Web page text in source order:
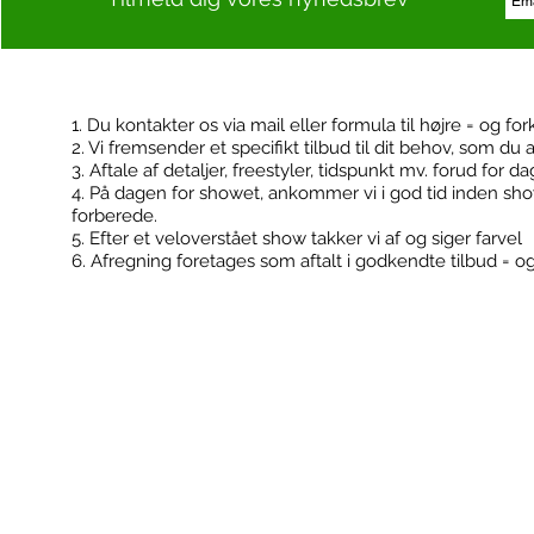
Kontakt Booking
1. Du kontakter os via mail eller formula til højre = og
2. Vi fremsender et specifikt tilbud til dit behov, som du
3. Aftale af detaljer, freestyler, tidspunkt mv. forud for
4. På dagen for showet, ankommer vi i god tid inden
forberede.
5. Efter et veloverstået show takker vi af og siger farvel
6. Afregning foretages som aftalt i godkendte tilbud =